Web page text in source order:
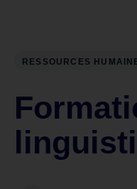
RESSOURCES